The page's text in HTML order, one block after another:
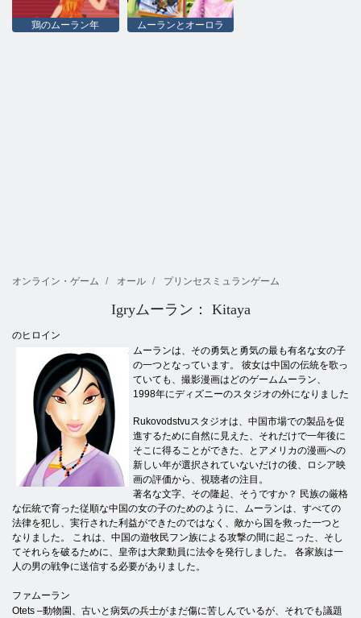
鶏のムーラン年 ムーランとオーロラ
オンライン・ゲーム オール プリンセスミュランゲーム
Igryムーラン： Kitaya
のヒロイン
ムーランは、その勇気と勇気の最も有名な女の子
の一つとなっています。 彼女は中国の伝統を歌っ
ていても、撮影漫画はどのゲームムーラン、
1998年にディズニーのスタジオの外になりました
Rukovodstvuスタジオは、中国市場での製品を促
進するために自然に見えた、それだけで一年後に
そこに得ることができた、とアメリカの漫画への
新しい年が選択されていないだけの後、ロシア映
画の評価から、視聴者の注目。
著名な文字、その隆起、そうですか？ 民族の厳格
な伝統で育った従順な中国の女の子のためのように、ムーランは、すべての
法律を犯し、実行された利益ができたのではなく、敵から国を救った一つと
なりました。 これは、中国の遊牧民フン族による攻撃の間に起こった、そし
てそれらを破るために、皇帝は大衆動員に法令を発行しました。 各家族は一
人の男の戦争に送信する必要がありました。
ファムーラン
Otets –動物園、古いと病気の兵士がまだ傷に苦しんでいるが、それでも議題